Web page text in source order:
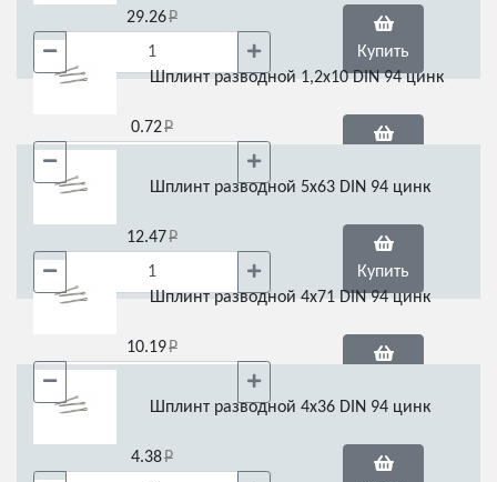
29.26
Купить
Шплинт разводной 1,2х10 DIN 94 цинк
0.72
Шплинт разводной 5х63 DIN 94 цинк
12.47
Купить
Шплинт разводной 4х71 DIN 94 цинк
10.19
Шплинт разводной 4х36 DIN 94 цинк
4.38